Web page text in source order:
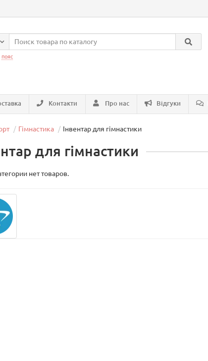
пояс
Контакти Про нас Відгуки
Гімнастика Інвентар для гімнастики
для гімнастики
нет товаров.